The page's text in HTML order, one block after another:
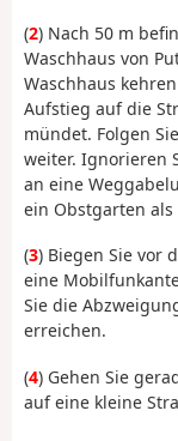
(2) Nach 50 m
Waschhaus von
Waschhaus
Aufstieg auf die
mündet. Folgen
weiter. Ignorieren
an eine
ein Obstgarten
(3) Biegen Sie vor
eine
Sie die
erreichen.
(4) Gehen Sie
auf eine kleine